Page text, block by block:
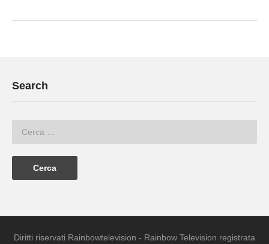
Search
Diritti riservati Rainbowtelevision - Rainbow Television registrata